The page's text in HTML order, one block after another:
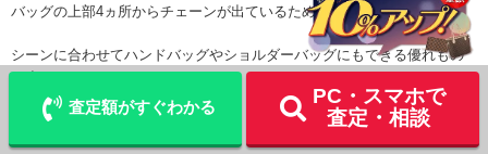
バッグの上部4ヵ所からチェーンが出ているため
シーンに合わせてハンドバッグやショルダーバッグにもできる優れもの
です。
査定額がすぐわかる
PC・スマホで
査定・相談
LINE 査定 宅配買取を申込む